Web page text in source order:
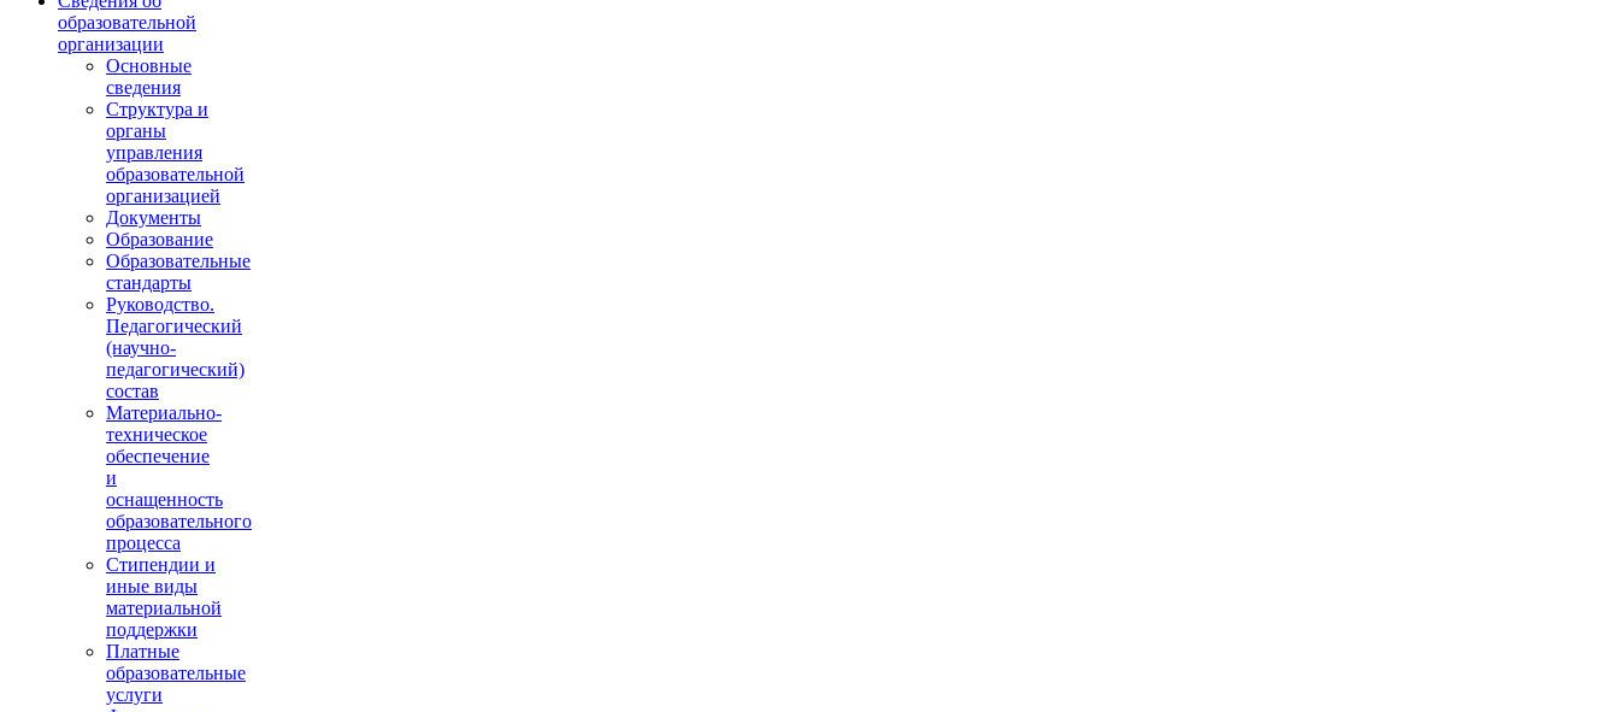
образовательной
организации
Основные
сведения
Структура и
органы
управления
образовательной
организацией
Документы
Образование
Образовательные
стандарты
Руководство.
Педагогический
(научно-
педагогический)
состав
Материально-
техническое
обеспечение
и
оснащенность
образовательного
процесса
Стипендии и
иные виды
материальной
поддержки
Платные
образовательные
услуги